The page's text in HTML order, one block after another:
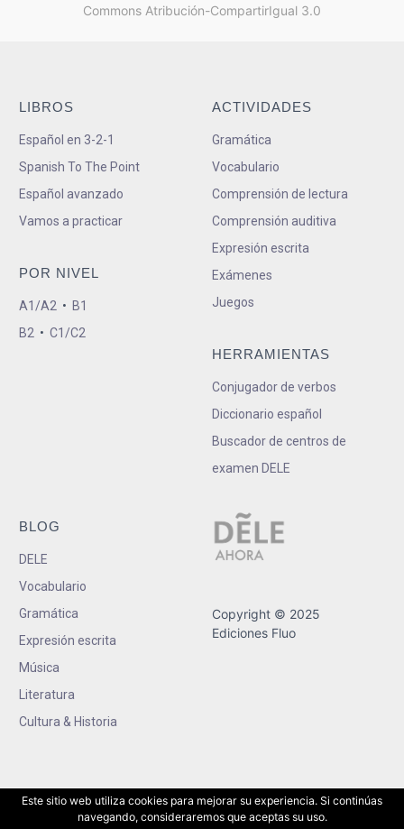
Commons Atribución-CompartirIgual 3.0
LIBROS
Español en 3-2-1
Spanish To The Point
Español avanzado
Vamos a practicar
POR NIVEL
A1/A2 • B1
B2 • C1/C2
ACTIVIDADES
Gramática
Vocabulario
Comprensión de lectura
Comprensión auditiva
Expresión escrita
Exámenes
Juegos
HERRAMIENTAS
Conjugador de verbos
Diccionario español
Buscador de centros de
examen DELE
BLOG
DELE
Vocabulario
Gramática
Expresión escrita
Música
Literatura
Cultura & Historia
Copyright © 2025
Ediciones Fluo
Este sitio web utiliza cookies para mejorar su experiencia. Si continúas
navegando, consideraremos que aceptas su uso.